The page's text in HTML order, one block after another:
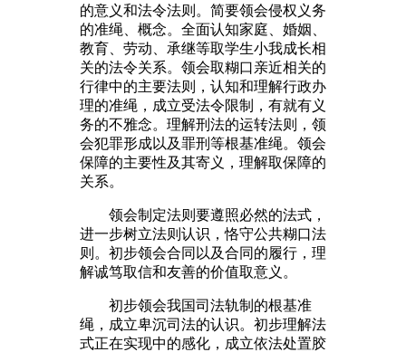
的意义和法令法则。简要领会侵权义务
的准绳、概念。全面认知家庭、婚姻、
教育、劳动、承继等取学生小我成长相
关的法令关系。领会取糊口亲近相关的
行律中的主要法则，认知和理解行政办
理的准绳，成立受法令限制，有就有义
务的不雅念。理解刑法的运转法则，领
会犯罪形成以及罪刑等根基准绳。领会
保障的主要性及其寄义，理解取保障的
关系。
领会制定法则要遵照必然的法式，
进一步树立法则认识，恪守公共糊口法
则。初步领会合同以及合同的履行，理
解诚笃取信和友善的价值取意义。
初步领会我国司法轨制的根基准
绳，成立卑沉司法的认识。初步理解法
式正在实现中的感化，成立依法处置胶